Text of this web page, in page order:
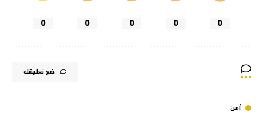
-
0
-
0
-
0
-
0
-
0
ضع تعليقك
أمن